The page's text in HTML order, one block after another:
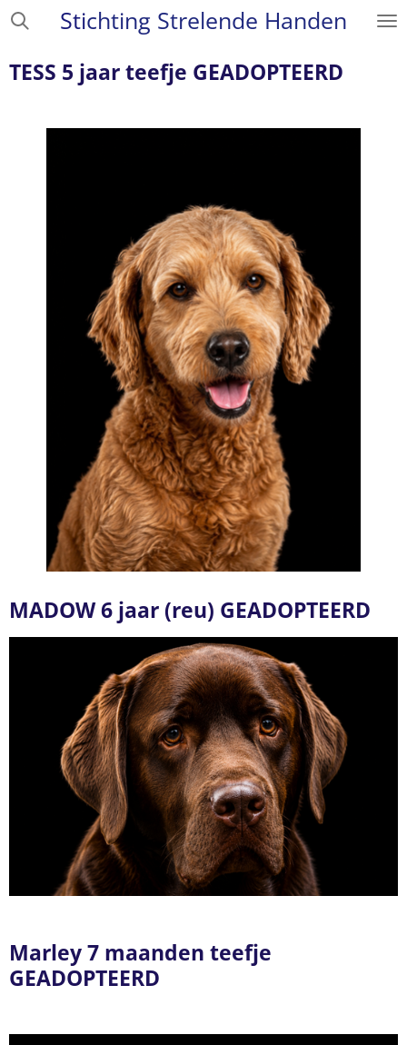
Ga
naar
de
Stichting Strelende Handen
TESS 5 jaar teefje GEADOPTEERD
MADOW 6 jaar (reu) GEADOPTEERD
Marley 7 maanden teefje
GEADOPTEERD